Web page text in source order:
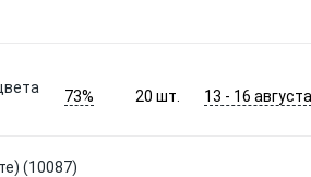
73% 20 шт. 13 - 16 августа
(10087)